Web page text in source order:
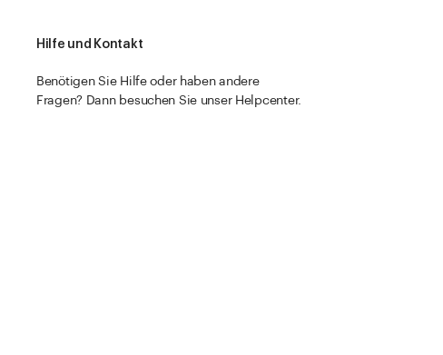
Hilfe und Kontakt
Benötigen Sie Hilfe oder haben andere
Fragen? Dann besuchen Sie unser Helpcenter.